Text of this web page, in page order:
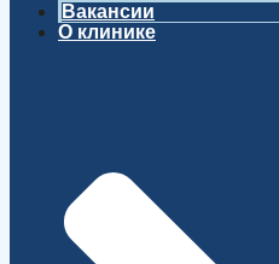
Вакансии
О клинике